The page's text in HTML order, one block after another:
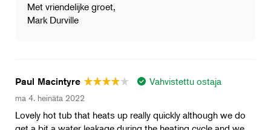
Met vriendelijke groet,
Mark Durville
Paul Macintyre Vahvistettu ostaja
ma 4. heinäta 2022
Lovely hot tub that heats up really quickly although we do